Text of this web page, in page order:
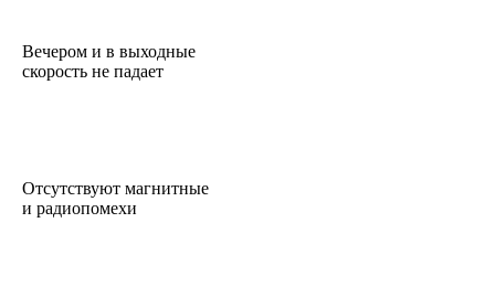
Вечером и в выходные
скорость не падает
Отсутствуют магнитные
и радиопомехи